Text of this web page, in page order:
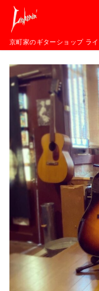
京町家のギターショップ ラ